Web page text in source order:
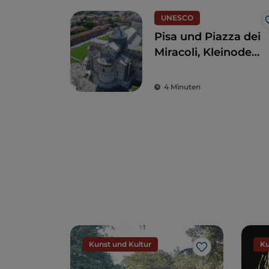
UNESCO
Pisa und Piazza dei
Miracoli, Kleinode
außergewöhnlicher
4 Minuten
Kunst und Kultur
Like